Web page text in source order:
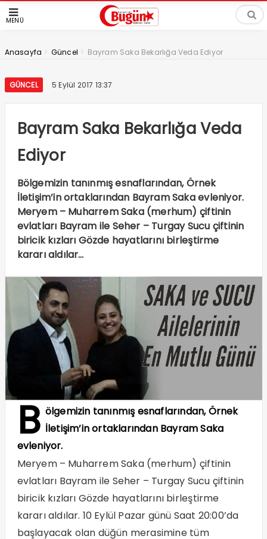
MENÜ
Anasayfa > Güncel > Bayram Saka Bekarlığa Veda Ediyor
GÜNCEL 5 Eylül 2017 13:37
Bayram Saka Bekarlığa Veda
Ediyor
Bölgemizin tanınmış esnaflarından, Örnek
İletişim’in ortaklarından Bayram Saka evleniyor.
Meryem – Muharrem Saka (merhum) çiftinin
evlatları Bayram ile Seher – Turgay Sucu çiftinin
biricik kızları Gözde hayatlarını birleştirme
kararı aldılar…
B ölgemizin tanınmış esnaflarından, Örnek
İletişim’in ortaklarından Bayram Saka
evleniyor.
Meryem – Muharrem Saka (merhum) çiftinin
evlatları Bayram ile Seher – Turgay Sucu çiftinin
biricik kızları Gözde hayatlarını birleştirme
kararı aldılar. 10 Eylül Pazar günü Saat 20:00’da
başlayacak olan düğün merasimine tüm